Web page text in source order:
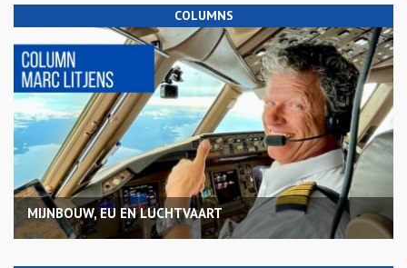
COLUMNS
MIJNBOUW, EU EN LUCHTVAART